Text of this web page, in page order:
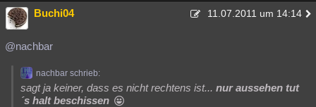
Buchi04 11.07.2011 um 14:14
@nachbar
nachbar schrieb:
sagt ja keiner, dass es nicht rechtens ist... nur aussehen tut
´s halt beschissen